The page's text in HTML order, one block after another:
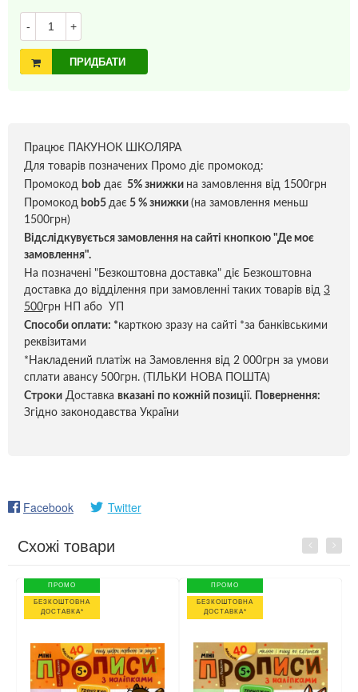
- +
ПРИДБАТИ
Працює ПАКУНОК ШКОЛЯРА
Для товарів позначених Промо діє промокод:
Промокод bob дає 5% знижки на замовлення від 1500грн
Промокод bob5 дає 5 % знижки (на замовлення меньш
1500грн)
Відслідкувується замовлення на сайті кнопкою "Де моє
замовлення".
На позначені "Безкоштовна доставка" діє Безкоштовна
доставка до відділення при замовленні таких товарів від 3
500грн НП або УП
Способи оплати: *карткою зразу на сайті *за банківськими
реквізитами
*Накладений платіж на Замовлення від 2 000грн за умови
сплати авансу 500грн. (ТІЛЬКИ НОВА ПОШТА)
Строки Доставка вказані по кожній позиції.
Повернення:
Згідно законодавства України
Facebook Twitter
Схожі товари Previous
ПРОМО
БЕЗКОШТОВНА
ДОСТАВКА*
ПРОМО
БЕЗКОШТОВНА
ДОСТАВКА*
Next